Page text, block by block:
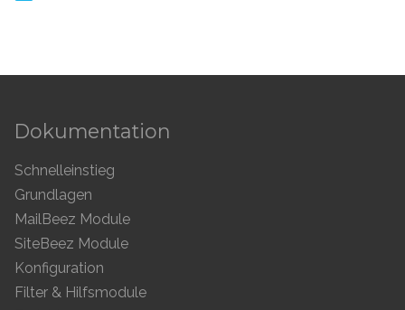
Dokumentation
Schnelleinstieg
Grundlagen
MailBeez Module
SiteBeez Module
Konfiguration
Filter & Hilfsmodule